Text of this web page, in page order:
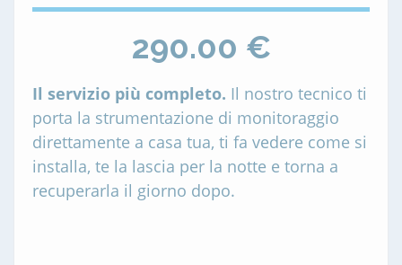
290.00 €
Il servizio più completo. Il nostro tecnico ti
porta la strumentazione di monitoraggio
direttamente a casa tua, ti fa vedere come si
installa, te la lascia per la notte e torna a
recuperarla il giorno dopo.